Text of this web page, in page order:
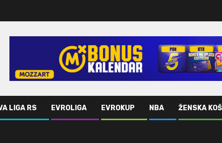
LIGA RS EVROLIGA EVROKUP NBA ŽENSKA